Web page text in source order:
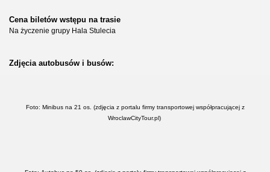
Cena biletów wstępu na trasie
Na życzenie grupy Hala Stulecia
Zdjęcia autobusów i busów:
Foto: Minibus na 21 os. (zdjęcia z portalu firmy transportowej współpracującej z
WroclawCityTour.pl)